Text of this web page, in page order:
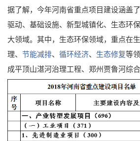
据了解，今年河南省重点项目建设涵盖
驱动、基础设施、新型城镇化、生态环
大领域。其中，生态环保领域，重点在
理、 节能减排、 循环经济、 生态修复等
成平顶山湛河治理工程、郑州贾鲁河综